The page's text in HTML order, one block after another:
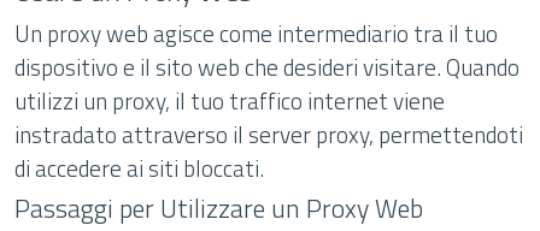
Un proxy web agisce come intermediario tra il tuo
dispositivo e il sito web che desideri visitare. Quando
utilizzi un proxy, il tuo traffico internet viene
instradato attraverso il server proxy, permettendoti
di accedere ai siti bloccati.
Passaggi per Utilizzare un Proxy Web